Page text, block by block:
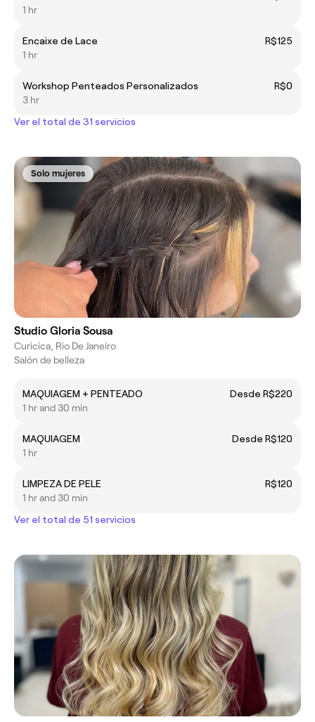
1 hr
Encaixe de Lace
R$125
1 hr
Workshop Penteados Personalizados
R$0
3 hr
Ver el total de 31 servicios
Solo mujeres
Studio Gloria Sousa
Curicica, Rio De Janeiro
Salón de belleza
MAQUIAGEM + PENTEADO
Desde R$220
1 hr and 30 min
MAQUIAGEM
Desde R$120
1 hr
LIMPEZA DE PELE
R$120
1 hr and 30 min
Ver el total de 51 servicios